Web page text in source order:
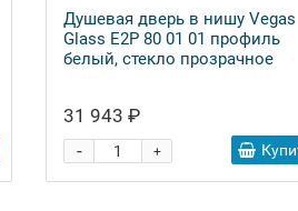
Душевая дверь в нишу Vegas
Glass E2P 80 01 01 профиль
белый, стекло прозрачное
31 943 ₽
+
-